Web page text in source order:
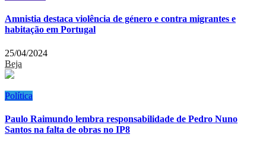
Amnistia destaca violência de género e contra migrantes e
habitação em Portugal
25/04/2024
Beja
Política
Paulo Raimundo lembra responsabilidade de Pedro Nuno
Santos na falta de obras no IP8